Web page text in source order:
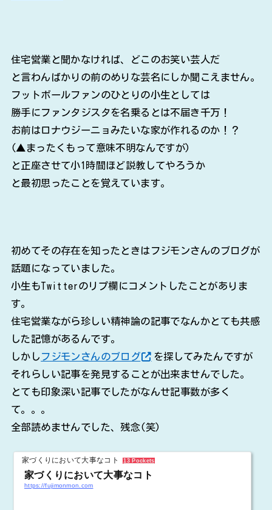
住宅営業と聞かなければ、どこのお笑い芸人だ
と言わんばかりの前のめりな芸名にしか聞こえません。
フットボールファンのひとりの小生としては
勝手にファンタジスタを名乗るとは不届き千万！
お前はロナウジーニョみたいな家が作れるのか！？
(▲まったくもって意味不明なんですが)
と正座させて小1時間ほど説教してやろうか
と最初思ったことを覚えています。
初めてその存在を知ったときはフジモンさんのブログが
話題になっていました。
小生もTwitterのリプ欄にコメントしたことがありま
す。
住宅営業ながら珍しい精神論の記事でなんかとても共感
した記憶があるんです。
しかし フジモンさんのブログ
を探してみたんですが
それらしい記事を発見することが出来ませんでした。
とても印象深い記事でしたがなんせ記事数が多く
て。。。
全部読めませんでした、残念(笑)
家づくりにおいて大事なコト 13 Pockets
家づくりにおいて大事なコト
https://fujimonmon.com